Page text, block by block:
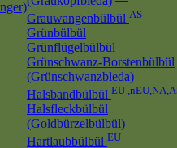
Grauwangenbülbül AS
Grünbülbül
Grünflügelbülbül
Grünschwanz-Borstenbülbül
(Grünschwanzbleda)
Halsbandbülbül EU
Halsfleckbülbül
(Goldbürzelbülbül)
Hartlaubbülbül EU